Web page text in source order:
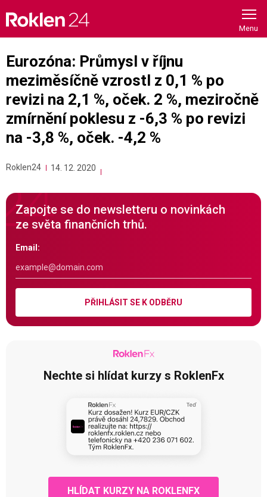
content
Eurozóna: Průmysl v říjnu
meziměsíčně vzrostl z 0,1 % po
revizi na 2,1 %, oček. 2 %, meziročně
zmírnění poklesu z -6,3 % po revizi
na -3,8 %, oček. -4,2 %
Roklen24 14. 12. 2020
Zapojte se do newsletteru o novinkách
ze světa finančních trhů.
Email:
PŘIHLÁSIT SE K ODBĚRU
Nechte si hlídat kurzy s RoklenFx
HLÍDAT KURZY NA ROKLENFX